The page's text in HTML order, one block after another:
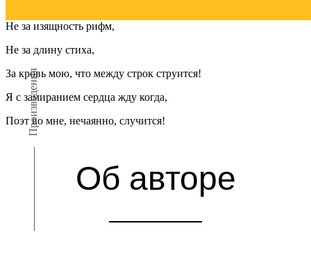
Произведения
Не за изящность рифм,
Не за длину стиха,
За кровь мою, что между строк струится!
Я с замиранием сердца жду когда,
Поэт во мне, нечаянно, случится!
Об авторе